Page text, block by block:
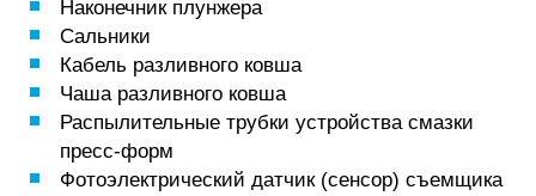
Наконечник плунжера
Сальники
Кабель разливного ковша
Чаша разливного ковша
Распылительные трубки устройства смазки
пресс-форм
Фотоэлектрический датчик (сенсор) съемщика